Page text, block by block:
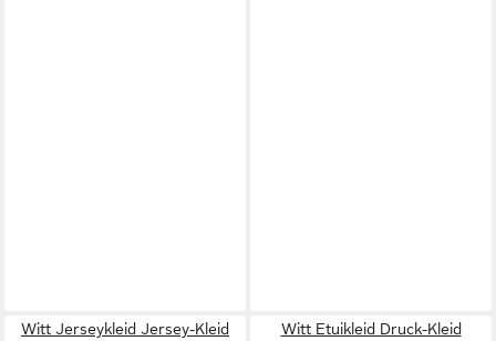
Witt Jerseykleid Jersey-Kleid
Witt Etuikleid Druck-Kleid